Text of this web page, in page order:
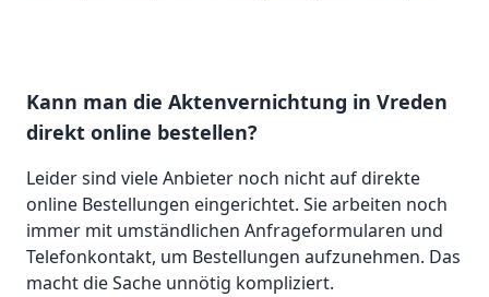
Kann man die Aktenvernichtung in Vreden
direkt online bestellen?
Leider sind viele Anbieter noch nicht auf direkte
online Bestellungen eingerichtet. Sie arbeiten noch
immer mit umständlichen Anfrageformularen und
Telefonkontakt, um Bestellungen aufzunehmen. Das
macht die Sache unnötig kompliziert.